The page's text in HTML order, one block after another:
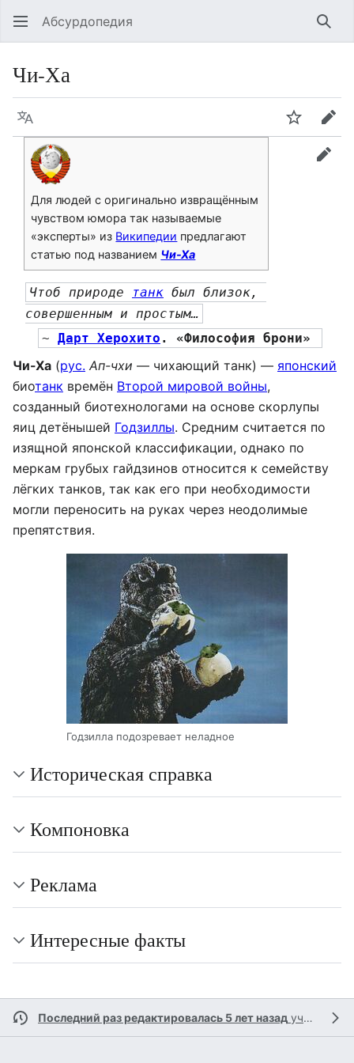
Абсурдопедия
Чи-Ха
Язык
Для людей с оригинально извращённым
чувством юмора так называемые
«эксперты» из Википедии предлагают
статью под названием Чи-Ха
Чтоб природе танк был близок,
совершенным и простым…
~ Дарт Херохито . «Философия брони»
Чи-Ха (рус. Ап-чхи — чихающий танк) — японский
биотанк времён Второй мировой войны,
созданный биотехнологами на основе скорлупы
яиц детëнышей Годзиллы. Средним считается по
изящной японской классификации, однако по
меркам грубых гайдзинов относится к семейству
лёгких танков, так как его при необходимости
могли переносить на руках через неодолимые
препятствия.
Годзилла подозревает неладное
Историческая справка
Компоновка
Реклама
Интересные факты
Последний раз редактировалась 5 лет назад участником